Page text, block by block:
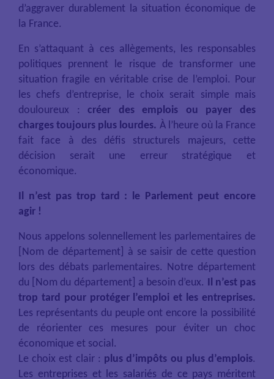
d’aggraver durablement la situation économique de
la France.
En s’attaquant à ces allègements, les responsables
politiques prennent le risque de transformer une
situation fragile en véritable crise de l’emploi. Pour
les chefs d’entreprise, le choix serait simple mais
douloureux :créer des emplois ou payer des
charges toujours plus lourdes. À l’heure où la France
fait face à des défis structurels majeurs, cette
décision serait une erreur stratégique et
économique.
Il n’est pas trop tard : le Parlement peut encore
agir !
Nous appelons solennellement les parlementaires de
[Nom de département] à se saisir de cette question
lors des débats parlementaires. Notre département
du [Nom du département] a besoin d’eux. Il n’est pas
trop tard pour protéger l’emploi et les entreprises.
Les représentants du peuple ont encore la possibilité
de réorienter ces mesures pour éviter un choc
économique et social.
Le choix est clair : plus d’impôts ou plus d’emplois.
Les entreprises et les salariés de ce pays méritent